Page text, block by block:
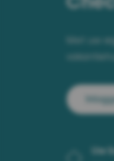
Met uw
Uw